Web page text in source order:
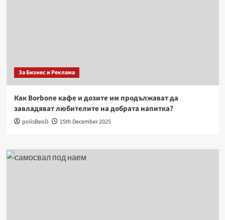
За Бизнес и Реклама
Как Borbone кафе и дозите им продължават да
завладяват любителите на добрата напитка?
polisBeoD 25th December 2025